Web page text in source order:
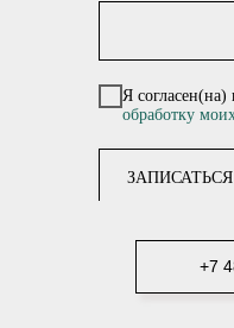
Я
обработку
+7